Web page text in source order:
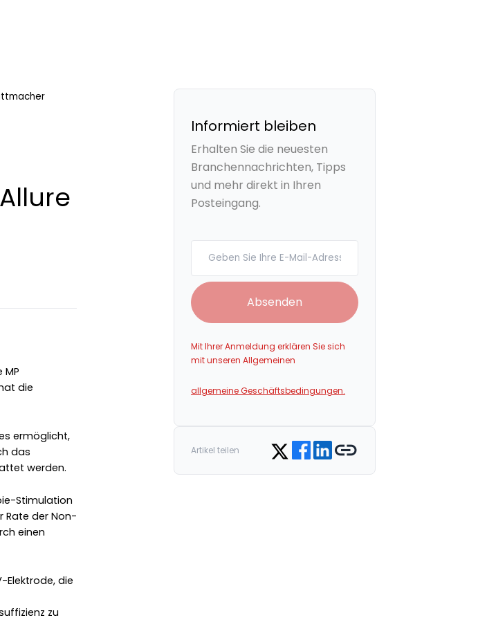
die
ermöglicht,
das
werden.
Stimulation
Rate der Non-
einen
die
zu
Informiert bleiben
Erhalten Sie die neuesten
Branchennachrichten, Tipps
und mehr direkt in Ihren
Posteingang.
Absenden
Mit Ihrer Anmeldung erklären Sie sich
mit unseren Allgemeinen
allgemeine Geschäftsbedingungen.
Artikel teilen Share on Twitter
Share on Facebook
Share on LinkedIn
Copy link